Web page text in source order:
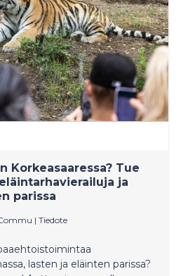
Korkeasaaressa? Tue
ja
parissa
| Tiedote
lasten ja eläinten parissa?